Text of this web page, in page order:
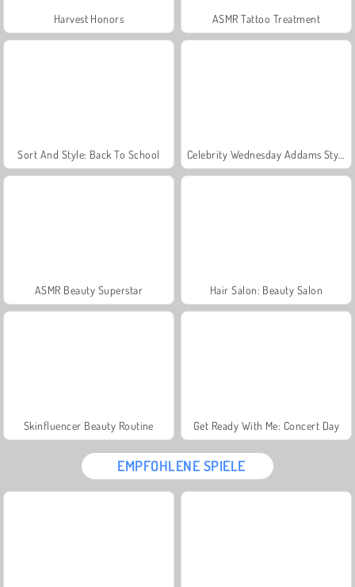
Harvest Honors ASMR Tattoo Treatment
Sort And Style: Back To School
ASMR Beauty Superstar Hair Salon: Beauty Salon
Skinfluencer Beauty Routine Get Ready With Me: Concert Day
EMPFOHLENE SPIELE